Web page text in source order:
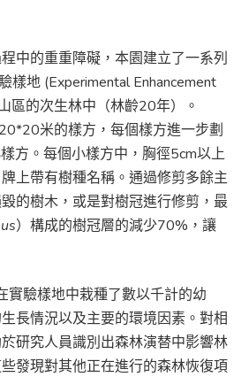
中的重重障礙，本園建立了一系列
樣地 (Experimental Enhancement
區的次生林中（林齡20年）。
米的樣方，每個樣方進一步劃
方。每個小樣方中，胸徑5cm以上
上帶有樹種名稱。通過修剪多餘主
的樹木，或是對樹冠進行修剪，最
）構成的樹冠層的減少70%，讓
實驗樣地中栽種了數以千計的幼
長情況以及主要的環境因素。對相
研究人員識別出森林演替中影響林
發現對其他正在進行的森林恢復項